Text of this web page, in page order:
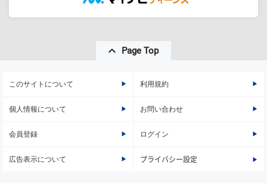
Page Top
このサイトについて 利用規約
個人情報について お問い合わせ
会員登録 ログイン
広告表示について プライバシー設定